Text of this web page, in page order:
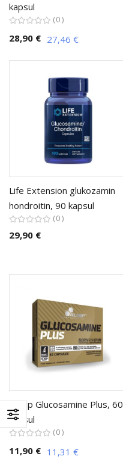
kapsul
0
28,90 € 27,46 €
Life Extension glukozamin
hondroitin, 90 kapsul
0
29,90 €
Olimp Glucosamine Plus, 60
kapsul
0
11,90 € 11,31 €